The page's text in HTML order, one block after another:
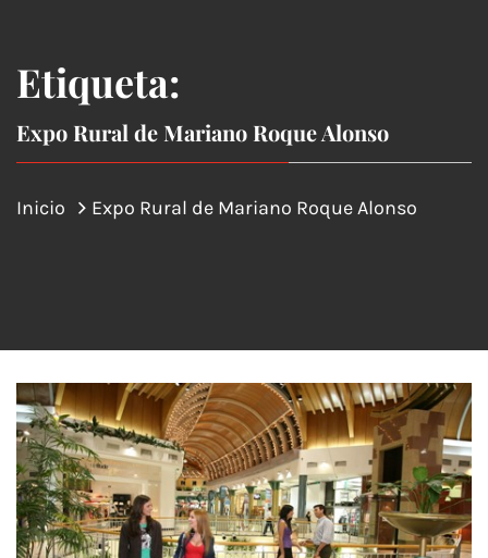
Etiqueta:
Expo Rural de Mariano Roque Alonso
Inicio Expo Rural de Mariano Roque Alonso